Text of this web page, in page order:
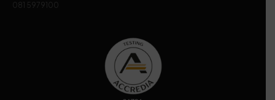
081 5979100